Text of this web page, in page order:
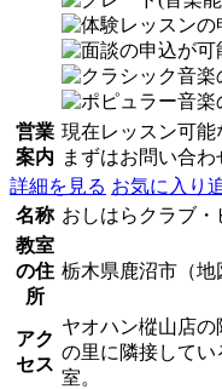
営業
案内
現在レッスン可能
まずはお問い合わ
詳細を見る お気に入り
名称 おしはらクラブ・
教室
の住
所
栃木県鹿沼市（地
アク
セス
ヤオハン樅山店
の里に隣接して
室。